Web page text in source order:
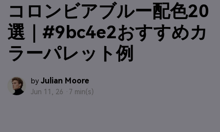
コロンビアブルー配色20
選｜#9bc4e2おすすめカ
ラーパレット例
by Julian Moore
Jun 11, 26 · 7 min(s)